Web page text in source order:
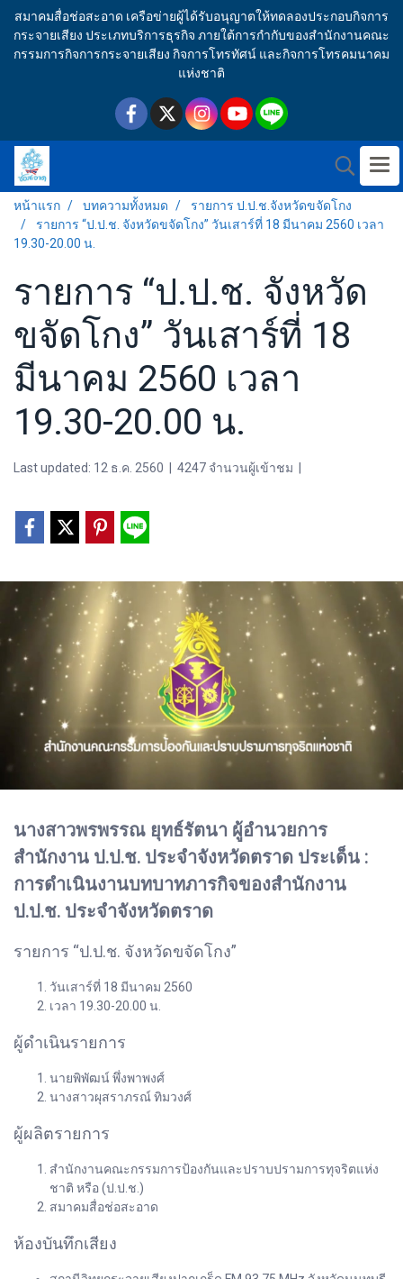
สมาคมสื่อช่อสะอาด เครือข่ายผู้ได้รับอนุญาตให้ทดลองประกอบกิจการ
กระจายเสียง ประเภทบริการธุรกิจ ภายใต้การกำกับของสำนักงานคณะ
กรรมการกิจการกระจายเสียง กิจการโทรทัศน์ และกิจการโทรคมนาคม
แห่งชาติ
หน้าแรก บทความทั้งหมด
รายการ ป.ป.ช.จังหวัดขจัดโกง
รายการ “ป.ป.ช. จังหวัดขจัดโกง” วันเสาร์ที่ 18 มีนาคม 2560 เวลา
19.30-20.00 น.
รายการ “ป.ป.ช. จังหวัด
ขจัดโกง” วันเสาร์ที่ 18
มีนาคม 2560 เวลา
19.30-20.00 น.
Last updated: 12 ธ.ค. 2560 4247 จำนวนผู้เข้าชม
นางสาวพรพรรณ ยุทธ์รัตนา ผู้อำนวยการ
สำนักงาน ป.ป.ช. ประจำจังหวัดตราด ประเด็น :
การดำเนินงานบทบาทภารกิจของสำนักงาน
ป.ป.ช. ประจำจังหวัดตราด
รายการ “ป.ป.ช. จังหวัดขจัดโกง”
วันเสาร์ที่ 18 มีนาคม 2560
เวลา 19.30-20.00 น.
ผู้ดำเนินรายการ
นายพิพัฒน์ พึ่งพาพงศ์
นางสาวผุสราภรณ์ ทิมวงศ์
ผู้ผลิตรายการ
สำนักงานคณะกรรมการป้องกันและปราบปรามการทุจริตแห่ง
ชาติ หรือ (ป.ป.ช.)
สมาคมสื่อช่อสะอาด
ห้องบันทึกเสียง